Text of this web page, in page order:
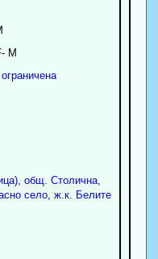
M
, общ. Столична,
село, ж.к. Белите